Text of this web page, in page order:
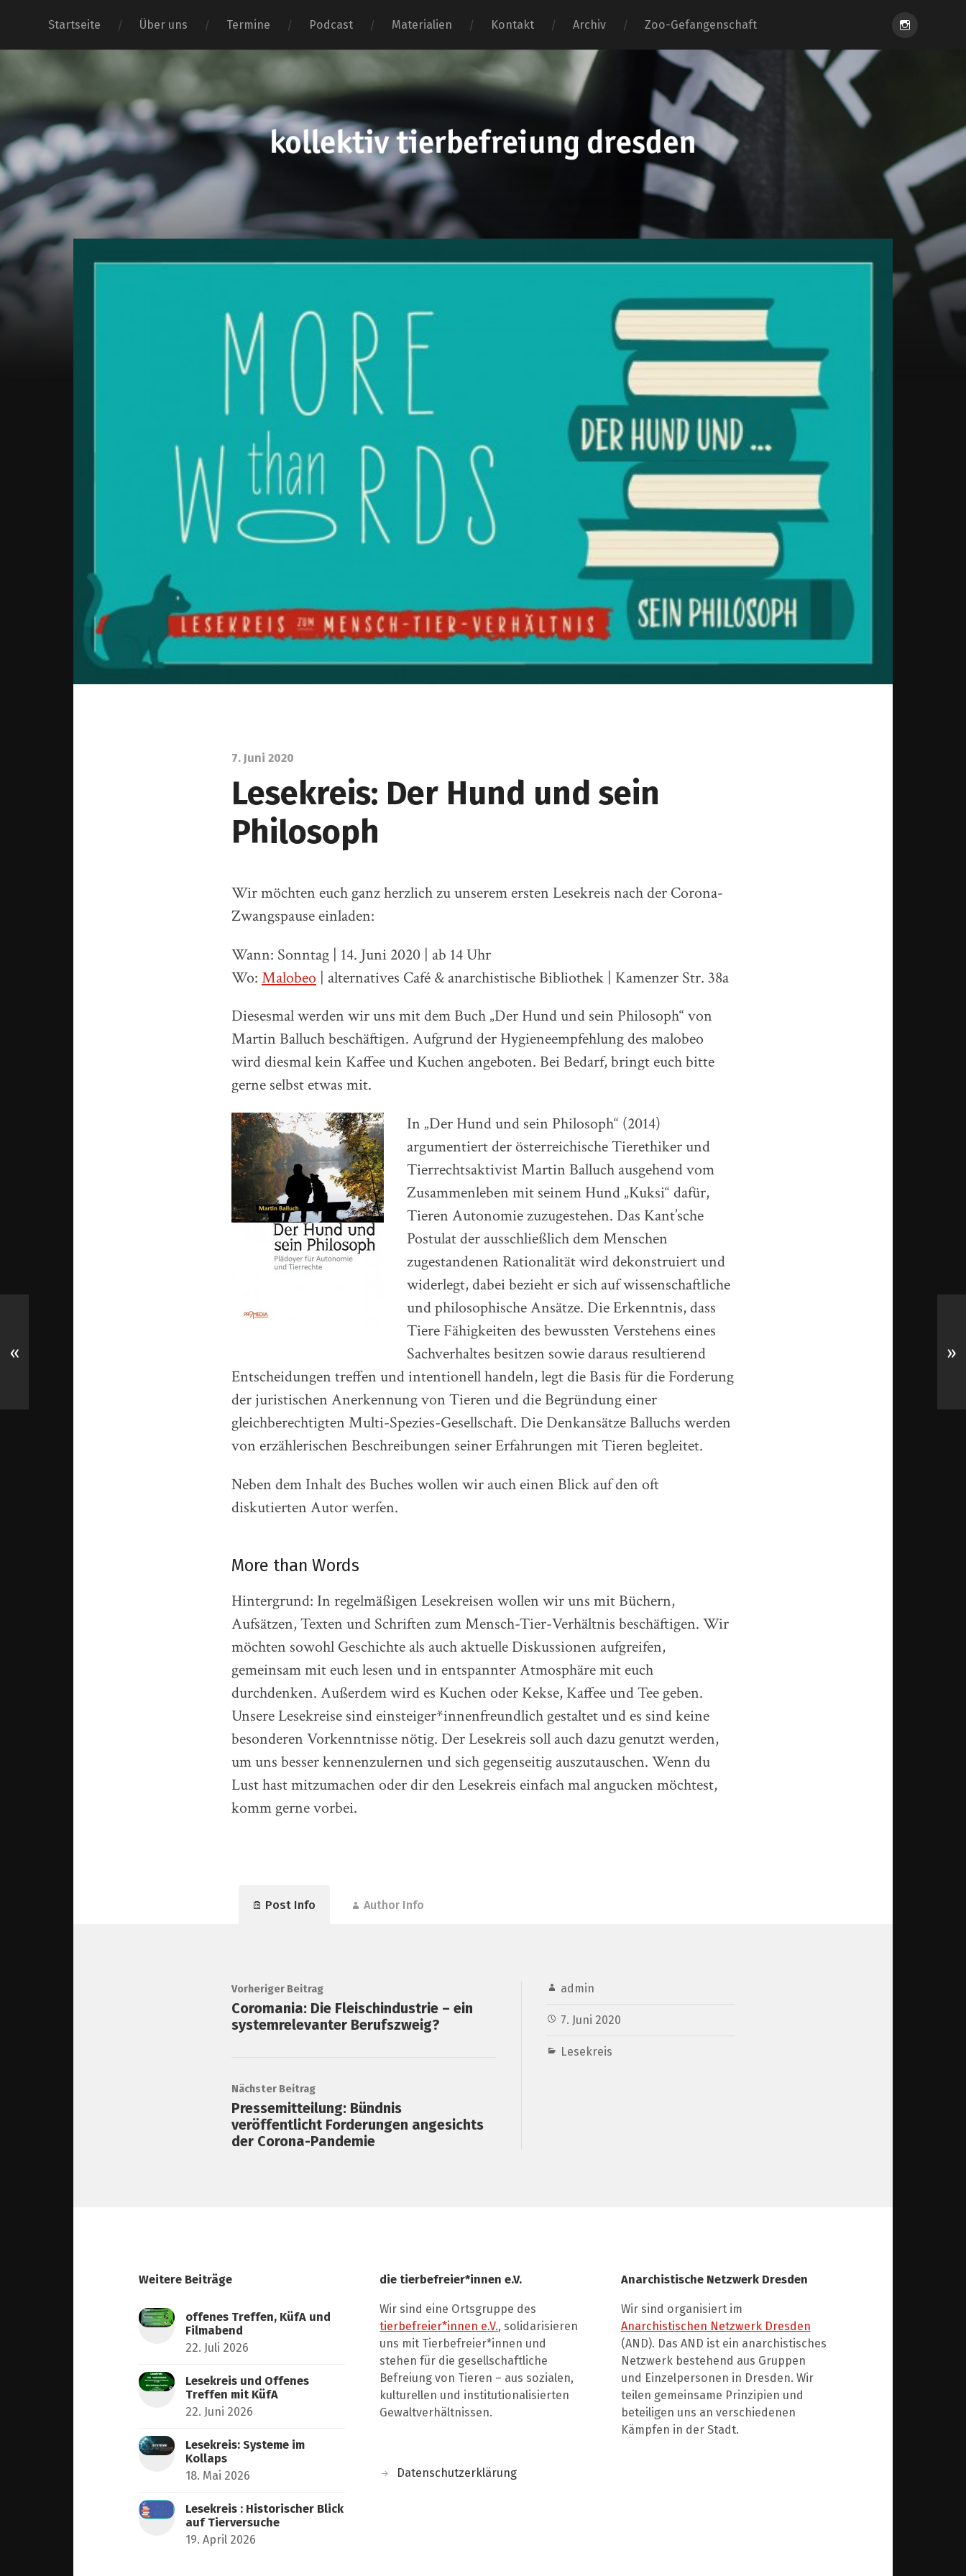
Startseite Über uns Termine Podcast Materialien Kontakt Archiv Zoo-Gefangenschaft Instagram
tierbefreiung
dresden
7. Juni 2020
Lesekreis: Der Hund und sein
Philosoph
Wir möchten euch ganz herzlich zu unserem ersten Lesekreis nach der Corona-
Zwangspause einladen:
Wann: Sonntag | 14. Juni 2020 | ab 14 Uhr
Wo: Malobeo | alternatives Café & anarchistische Bibliothek | Kamenzer Str. 38a
Diesesmal werden wir uns mit dem Buch „Der Hund und sein Philosoph“ von
Martin Balluch beschäftigen. Aufgrund der Hygieneempfehlung des malobeo
wird diesmal kein Kaffee und Kuchen angeboten. Bei Bedarf, bringt euch bitte
gerne selbst etwas mit.
In „Der Hund und sein Philosoph“ (2014)
argumentiert der österreichische Tierethiker und
Tierrechtsaktivist Martin Balluch ausgehend vom
Zusammenleben mit seinem Hund „Kuksi“ dafür,
Tieren Autonomie zuzugestehen. Das Kant’sche
Postulat der ausschließlich dem Menschen
zugestandenen Rationalität wird dekonstruiert und
widerlegt, dabei bezieht er sich auf wissenschaftliche
und philosophische Ansätze. Die Erkenntnis, dass
Tiere Fähigkeiten des bewussten Verstehens eines
Sachverhaltes besitzen sowie daraus resultierend
Entscheidungen treffen und intentionell handeln, legt die Basis für die Forderung
der juristischen Anerkennung von Tieren und die Begründung einer
gleichberechtigten Multi-Spezies-Gesellschaft. Die Denkansätze Balluchs werden
von erzählerischen Beschreibungen seiner Erfahrungen mit Tieren begleitet.
Neben dem Inhalt des Buches wollen wir auch einen Blick auf den oft
diskutierten Autor werfen.
More than Words
Hintergrund: In regelmäßigen Lesekreisen wollen wir uns mit Büchern,
Aufsätzen, Texten und Schriften zum Mensch-Tier-Verhältnis beschäftigen. Wir
möchten sowohl Geschichte als auch aktuelle Diskussionen aufgreifen,
gemeinsam mit euch lesen und in entspannter Atmosphäre mit euch
durchdenken. Außerdem wird es Kuchen oder Kekse, Kaffee und Tee geben.
Unsere Lesekreise sind einsteiger*innenfreundlich gestaltet und es sind keine
besonderen Vorkenntnisse nötig. Der Lesekreis soll auch dazu genutzt werden,
um uns besser kennenzulernen und sich gegenseitig auszutauschen. Wenn du
Lust hast mitzumachen oder dir den Lesekreis einfach mal angucken möchtest,
komm gerne vorbei.
Post Info Author Info
admin
7. Juni 2020
Lesekreis
Vorheriger Beitrag
Coromania: Die Fleischindustrie – ein
systemrelevanter Berufszweig?
Nächster Beitrag
Pressemitteilung: Bündnis
veröffentlicht Forderungen angesichts
der Corona-Pandemie
« »
Weitere Beiträge
offenes Treffen, KüfA und
Filmabend
22. Juli 2026
Lesekreis und Offenes
Treffen mit KüfA
22. Juni 2026
Lesekreis: Systeme im
Kollaps
18. Mai 2026
Lesekreis : Historischer Blick
auf Tierversuche
19. April 2026
die tierbefreier*innen e.V.
Wir sind eine Ortsgruppe des
tierbefreier*innen e.V., solidarisieren
uns mit Tierbefreier*innen und
stehen für die gesellschaftliche
Befreiung von Tieren – aus sozialen,
kulturellen und institutionalisierten
Gewaltverhältnissen.
Datenschutzerklärung
Anarchistische Netzwerk Dresden
Wir sind organisiert im
Anarchistischen Netzwerk Dresden
(AND). Das AND ist ein anarchistisches
Netzwerk bestehend aus Gruppen
und Einzelpersonen in Dresden. Wir
teilen gemeinsame Prinzipien und
beteiligen uns an verschiedenen
Kämpfen in der Stadt.